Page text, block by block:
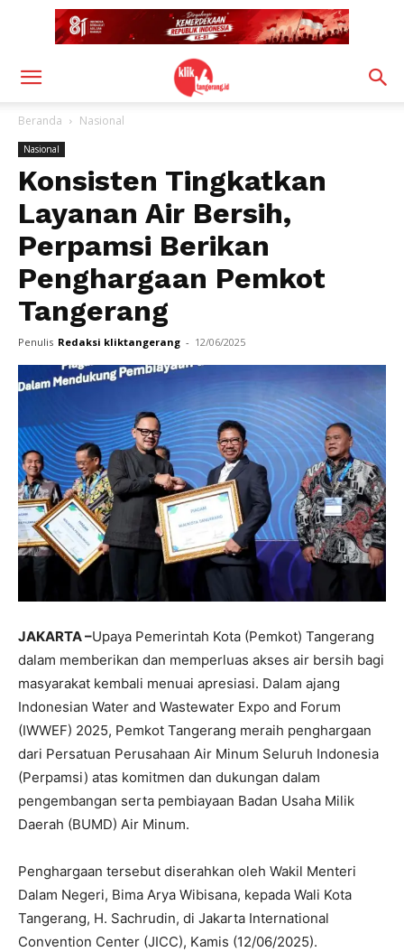
Beranda Nasional
Nasional
Konsisten Tingkatkan
Layanan Air Bersih,
Perpamsi Berikan
Penghargaan Pemkot
Tangerang
Penulis Redaksi kliktangerang - 12/06/2025
JAKARTA –Upaya Pemerintah Kota (Pemkot) Tangerang
dalam memberikan dan memperluas akses air bersih bagi
masyarakat kembali menuai apresiasi. Dalam ajang
Indonesian Water and Wastewater Expo and Forum
(IWWEF) 2025, Pemkot Tangerang meraih penghargaan
dari Persatuan Perusahaan Air Minum Seluruh Indonesia
(Perpamsi) atas komitmen dan dukungan dalam
pengembangan serta pembiayaan Badan Usaha Milik
Daerah (BUMD) Air Minum.
Penghargaan tersebut diserahkan oleh Wakil Menteri
Dalam Negeri, Bima Arya Wibisana, kepada Wali Kota
Tangerang, H. Sachrudin, di Jakarta International
Convention Center (JICC), Kamis (12/06/2025).